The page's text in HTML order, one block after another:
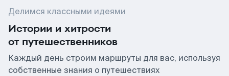
Делимся классными идеями
Истории и хитрости
от путешественников
Каждый день строим маршруты для вас, используя
собственные знания о путешествиях